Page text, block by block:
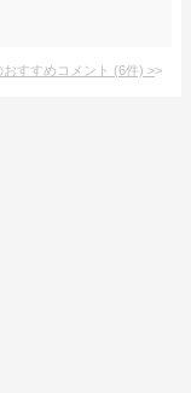
すすめコメント (6件) >